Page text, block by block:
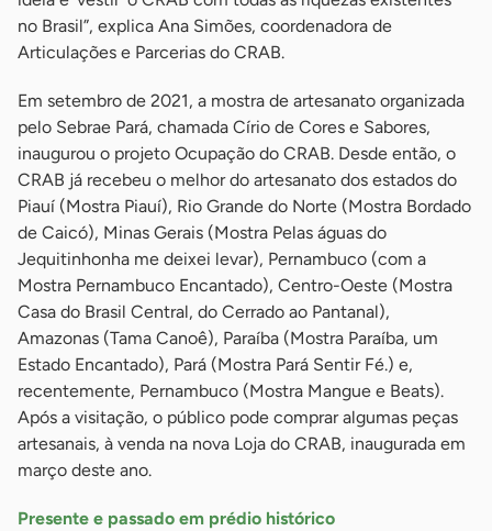
no Brasil”, explica Ana Simões, coordenadora de
Articulações e Parcerias do CRAB.
Em setembro de 2021, a mostra de artesanato organizada
pelo Sebrae Pará, chamada Círio de Cores e Sabores,
inaugurou o projeto Ocupação do CRAB. Desde então, o
CRAB já recebeu o melhor do artesanato dos estados do
Piauí (Mostra Piauí), Rio Grande do Norte (Mostra Bordado
de Caicó), Minas Gerais (Mostra Pelas águas do
Jequitinhonha me deixei levar), Pernambuco (com a
Mostra Pernambuco Encantado), Centro-Oeste (Mostra
Casa do Brasil Central, do Cerrado ao Pantanal),
Amazonas (Tama Canoê), Paraíba (Mostra Paraíba, um
Estado Encantado), Pará (Mostra Pará Sentir Fé.) e,
recentemente, Pernambuco (Mostra Mangue e Beats).
Após a visitação, o público pode comprar algumas peças
artesanais, à venda na nova Loja do CRAB, inaugurada em
março deste ano.
Presente e passado em prédio histórico